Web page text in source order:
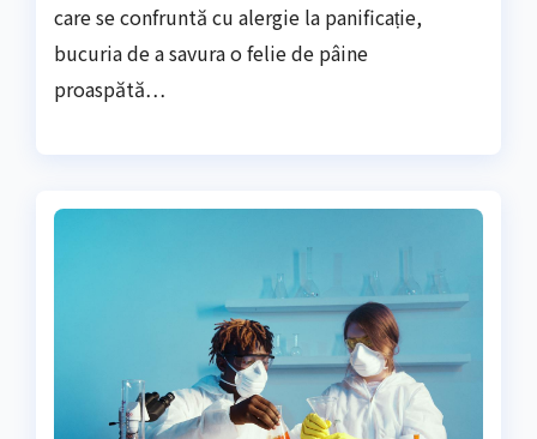
care se confruntă cu alergie la panificație,
bucuria de a savura o felie de pâine
proaspătă…